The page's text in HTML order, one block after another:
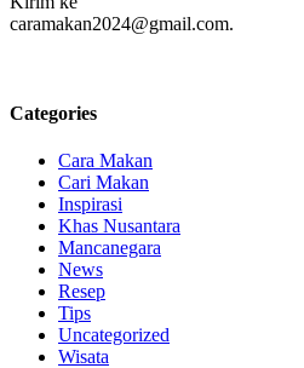
caramakan2024@gmail.com.
Categories
Cara Makan
Cari Makan
Inspirasi
Khas Nusantara
Mancanegara
News
Resep
Tips
Uncategorized
Wisata